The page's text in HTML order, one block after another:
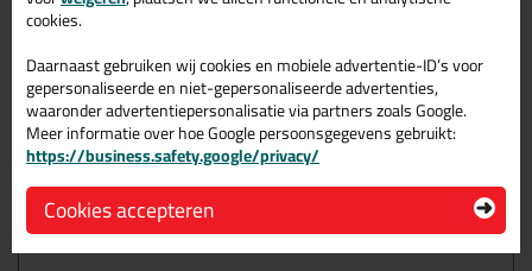
Universeel, voor zowel constructie- als vlakverlijmingen
Aanbrengen met kwast, lijmkam, lijmwals of lijmpistool
(drukvat)
Persen met warmte- of koude persen, klemmen m.b.v.
lijmklemmen
Milieu- en kostenbesparend door een breed aanbod aan
verpakkingen, afgestemd op verbruik en toepassing
Goed overschilderbaar
KOMO gecerificeerd volgens Interieur klasse D3
certificaatnr. 33196
cookies.
Daarnaast gebruiken wij cookies en mobiele advertentie-ID’s voor
gepersonaliseerde en niet-gepersonaliseerde advertenties,
waaronder advertentiepersonalisatie via partners zoals Google.
Meer informatie over hoe Google persoonsgegevens gebruikt:
https://business.safety.google/privacy/
Cookies accepteren